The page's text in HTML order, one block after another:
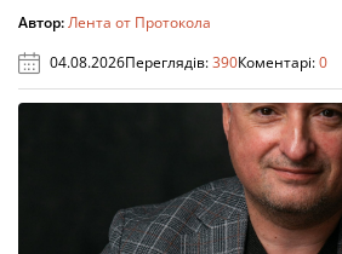
Автор:Лента от Протокола
04.08.2026Переглядів:390Коментарі:0